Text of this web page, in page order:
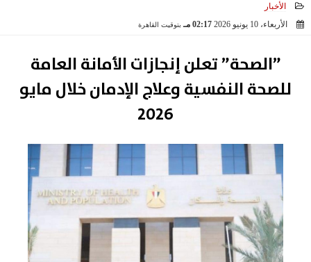
الأخبار
الأربعاء، 10 يونيو 2026
02:17 مـ بتوقيت القاهرة
”الصحة” تعلن إنجازات الأمانة العامة
للصحة النفسية وعلاج الإدمان خلال مايو
2026